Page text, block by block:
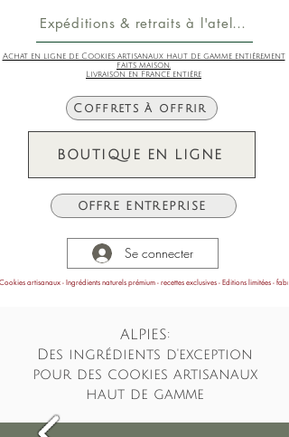
Expéditions & retraits à l'atelier
Achat en ligne de Cookies artisanaux haut de gamme entièrement
faits maison.
Livraison en France entière
Coffrets à offrir
BOUTIQUE EN LIGNE
OFFRE ENTREPRISE
Se connecter
Cookies artisanaux - Ingrédients naturels prémium - recettes exclusives - Editions limitées -
ALPIES:
Des ingrédients d'exception
pour des cookies artisanaux
haut de gamme